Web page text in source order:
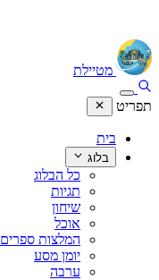
מטיילת
תפריט
בית
בלוג
כל הבלוג
תגיות
שיחון
אוכל
המלצות ספרים
יומן מסע
ערבה